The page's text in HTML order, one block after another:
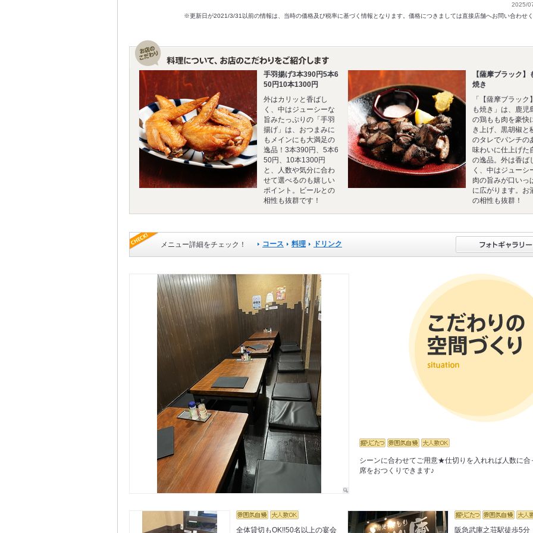
2025/
※更新日が2021/3/31以前の情報は、当時の価格及び税率に基づく情報となります。価格につきましては直接店舗へお問い合わせ
手羽揚げ3本390円5本6
50円10本1300円
外はカリッと香ばし
く、中はジューシーな
旨みたっぷりの「手羽
揚げ」は、おつまみに
もメインにも大満足の
逸品！3本390円、5本6
50円、10本1300円
と、人数や気分に合わ
せて選べるのも嬉しい
ポイント。ビールとの
相性も抜群です！
【薩摩ブラック】
焼き
「【薩摩ブラック
も焼き」は、鹿児
の鶏もも肉を豪快
き上げ、黒胡椒と
のタレでパンチの
味わいに仕上げた
の逸品。外は香ば
く、中はジューシ
肉の旨みが口いっ
に広がります。お
の相性も抜群！
メニュー詳細をチェック！ コース 料理 ドリンク
シーンに合わせてご用意★仕切りを入れれば人数に合
席をおつくりできます♪
全体貸切もOK!!50名以上の宴会 阪急武庫之荘駅徒歩5分